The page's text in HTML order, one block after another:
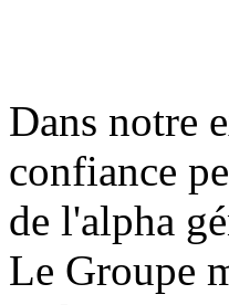
Dans notre
confiance
de l'alpha
Le Groupe